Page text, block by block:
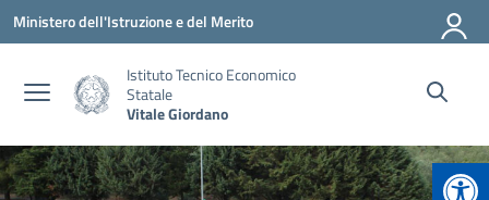
Vai ai contenuti
Vai al menu di navigazione
Vai al footer
Ministero dell'Istruzione e del Merito
Istituto Tecnico Economico
Statale
Vitale Giordano